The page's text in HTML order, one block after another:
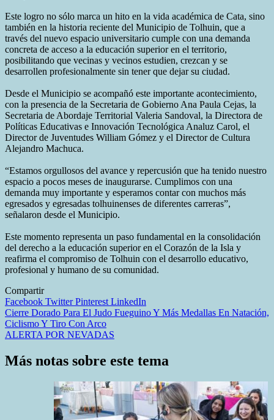
Este logro no sólo marca un hito en la vida académica de Cata, sino
también en la historia reciente del Municipio de Tolhuin, que a
través del nuevo espacio universitario cumple con una demanda
concreta de acceso a la educación superior en el territorio,
posibilitando que vecinas y vecinos estudien, crezcan y se
desarrollen profesionalmente sin tener que dejar su ciudad.
Desde el Municipio se acompañó este importante acontecimiento,
con la presencia de la Secretaria de Gobierno Ana Paula Cejas, la
Secretaria de Abordaje Territorial Valeria Sandoval, la Directora de
Políticas Educativas e Innovación Tecnológica Analuz Carol, el
Director de Juventudes William Gómez y el Director de Cultura
Alejandro Machuca.
“Estamos orgullosos del avance y repercusión que ha tenido nuestro
espacio a pocos meses de inaugurarse. Cumplimos con una
demanda muy importante y esperamos contar con muchos más
egresados y egresadas tolhuinenses de diferentes carreras”,
señalaron desde el Municipio.
Este momento representa un paso fundamental en la consolidación
del derecho a la educación superior en el Corazón de la Isla y
reafirma el compromiso de Tolhuin con el desarrollo educativo,
profesional y humano de su comunidad.
Compartir
Facebook TwitterPinterest LinkedIn
Navegación
de
Cierre Dorado Para El Judo Fueguino Y Más Medallas En Natación,
Ciclismo Y Tiro Con Arco
ALERTA POR NEVADAS
Más notas sobre este tema